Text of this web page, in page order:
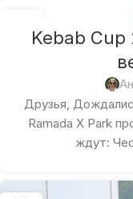
Kebab Cup
Друзья,
Ramada X Park
ждут: